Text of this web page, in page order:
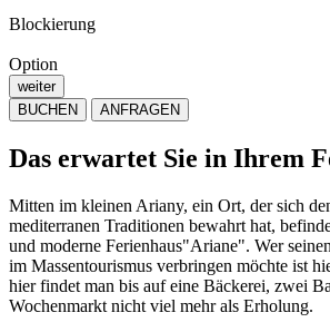
Blockierung
Option
weiter
BUCHEN
ANFRAGEN
Das erwartet Sie in Ihrem
Mitten im kleinen Ariany, ein Ort, der sich
mediterranen Traditionen bewahrt hat,
und moderne Ferienhaus"Ariane". Wer
im Massentourismus verbringen möchte ist
hier findet man bis auf eine Bäckerei, zwei
Wochenmarkt nicht viel mehr als Erholung.